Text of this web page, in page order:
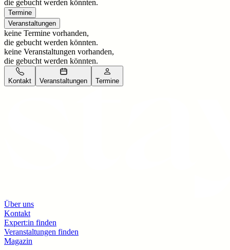
die gebucht werden könnten.
Termine
Veranstaltungen
keine Termine vorhanden,
die gebucht werden könnten.
keine Veranstaltungen vorhanden,
die gebucht werden könnten.
Kontakt Veranstaltungen Termine
Über uns
Kontakt
Expert:in finden
Veranstaltungen finden
Magazin